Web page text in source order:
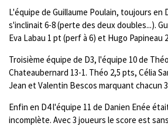
L'équipe de Guillaume Poulain, toujours en
s'inclinait 6-8 (perte des deux doubles...).
Eva Labau 1 pt (perf à 6) et Hugo Papineau
Troisième équipe de D3, l'équipe 10 de
Chateaubernard 13-1. Théo 2,5 pts, Célia
Jean et Valentin Bescos marquant chacun
Enfin en D4 l'équipe 11 de Danien Enée
incomplète. Avec 3 joueurs le score est